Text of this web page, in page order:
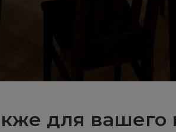
для вашего